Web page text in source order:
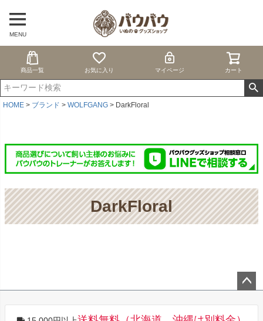
MENU
商品一覧 お気に入り マイページ カート
HOME ブランド WOLFGANG DarkFloral
DarkFloral